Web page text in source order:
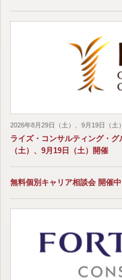
2026年8月29日（土）、9月19日（土
ライズ・コンサルティング・グ
（土）、9月19日（土）開催
無料個別キャリア相談会 開催中